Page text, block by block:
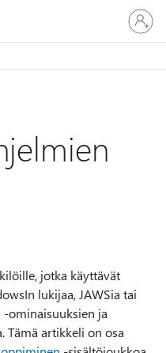
Kirjaudu
sisään
tilille
jotka käyttävät
lukijaa, JAWSia tai
ominaisuuksien ja
Tämä artikkeli on osa